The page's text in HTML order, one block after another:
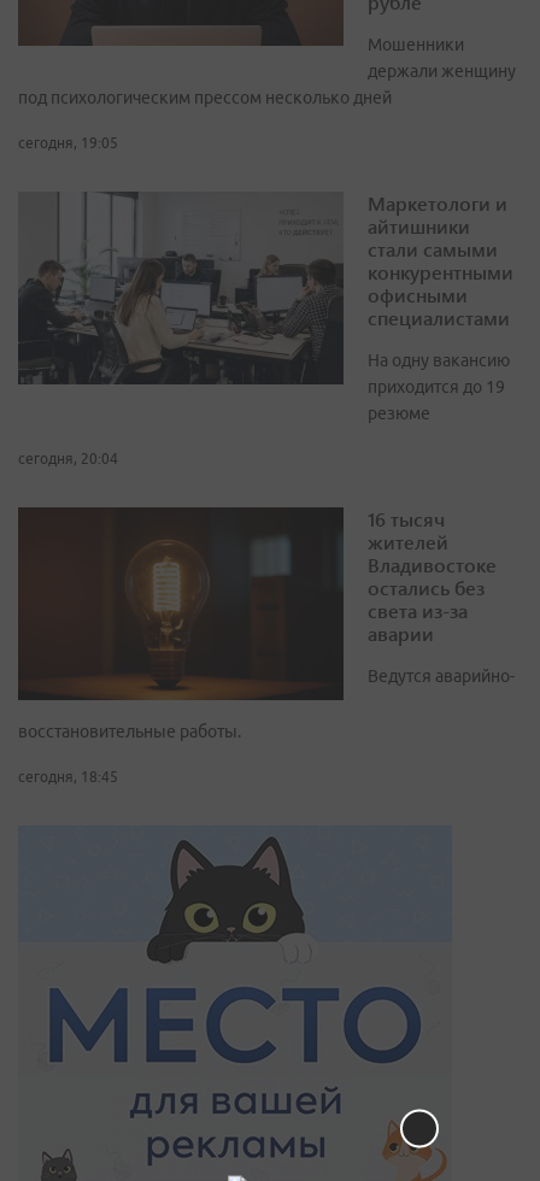
Мошенники
держали женщину
под психологическим прессом несколько дней
сегодня, 19:05
Маркетологи и
айтишники
стали самыми
конкурентными
офисными
специалистами
На одну вакансию
приходится до 19
резюме
сегодня, 20:04
16 тысяч
жителей
Владивостоке
остались без
света из-за
аварии
Ведутся аварийно-
восстановительные работы.
сегодня, 18:45